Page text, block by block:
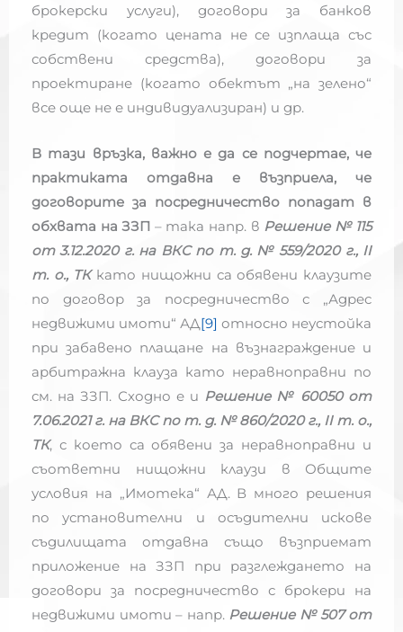
брокерски услуги), договори за банков
кредит (когато цената не се изплаща със
собствени средства), договори за
проектиране (когато обектът „на зелено“
все още не е индивидуализиран) и др.
В тази връзка, важно е да се подчертае, че
практиката отдавна е възприела, че
договорите за посредничество попадат в
обхвата на ЗЗП – така напр. в Решение № 115
от 3.12.2020 г. на ВКС по т. д. № 559/2020 г., II
т. о., ТКкато нищожни са обявени клаузите
по договор за посредничество с „Адрес
недвижими имоти“ АД[9] относно неустойка
при забавено плащане на възнаграждение и
арбитражна клауза като неравноправни по
см. на ЗЗП. Сходно е и Решение № 60050 от
7.06.2021 г. на ВКС по т. д. № 860/2020 г., II т. о.,
ТК, с което са обявени за неравноправни и
съответни нищожни клаузи в Общите
условия на „Имотека“ АД. В много решения
по установителни и осъдителни искове
съдилищата отдавна също възприемат
приложение на ЗЗП при разглеждането на
договори за посредничество с брокери на
недвижими имоти – напр. Решение № 507 от